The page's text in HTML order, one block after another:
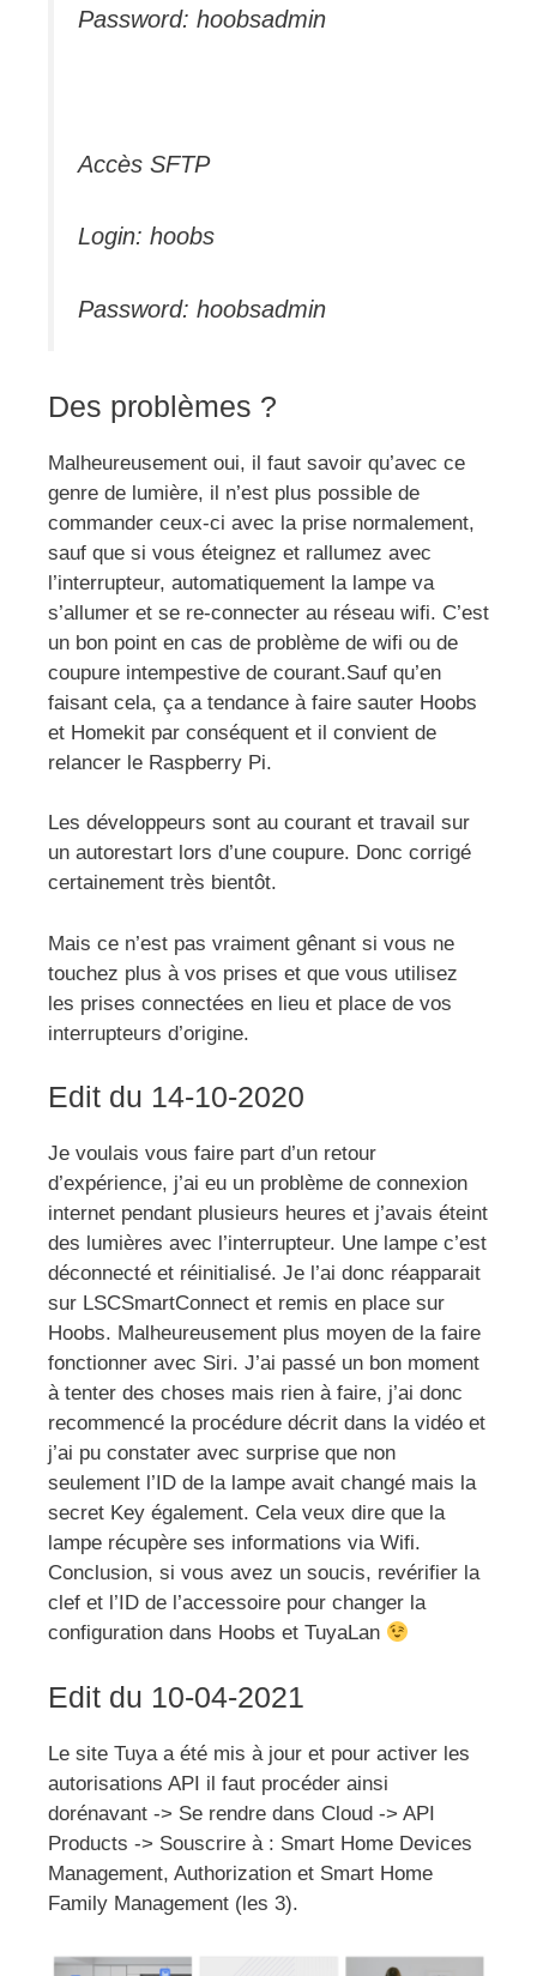
Password: hoobsadmin
Accès SFTP
Login: hoobs
Password: hoobsadmin
Des problèmes ?
Malheureusement oui, il faut savoir qu’avec ce
genre de lumière, il n’est plus possible de
commander ceux-ci avec la prise normalement,
sauf que si vous éteignez et rallumez avec
l’interrupteur, automatiquement la lampe va
s’allumer et se re-connecter au réseau wifi. C’est
un bon point en cas de problème de wifi ou de
coupure intempestive de courant.Sauf qu’en
faisant cela, ça a tendance à faire sauter Hoobs
et Homekit par conséquent et il convient de
relancer le Raspberry Pi.
Les développeurs sont au courant et travail sur
un autorestart lors d’une coupure. Donc corrigé
certainement très bientôt.
Mais ce n’est pas vraiment gênant si vous ne
touchez plus à vos prises et que vous utilisez
les prises connectées en lieu et place de vos
interrupteurs d’origine.
Edit du 14-10-2020
Je voulais vous faire part d’un retour
d’expérience, j’ai eu un problème de connexion
internet pendant plusieurs heures et j’avais éteint
des lumières avec l’interrupteur. Une lampe c’est
déconnecté et réinitialisé. Je l’ai donc réapparait
sur LSCSmartConnect et remis en place sur
Hoobs. Malheureusement plus moyen de la faire
fonctionner avec Siri. J’ai passé un bon moment
à tenter des choses mais rien à faire, j’ai donc
recommencé la procédure décrit dans la vidéo et
j’ai pu constater avec surprise que non
seulement l’ID de la lampe avait changé mais la
secret Key également. Cela veux dire que la
lampe récupère ses informations via Wifi.
Conclusion, si vous avez un soucis, revérifier la
clef et l’ID de l’accessoire pour changer la
configuration dans Hoobs et TuyaLan
Edit du 10-04-2021
Le site Tuya a été mis à jour et pour activer les
autorisations API il faut procéder ainsi
dorénavant -> Se rendre dans Cloud -> API
Products -> Souscrire à : Smart Home Devices
Management, Authorization et Smart Home
Family Management (les 3).